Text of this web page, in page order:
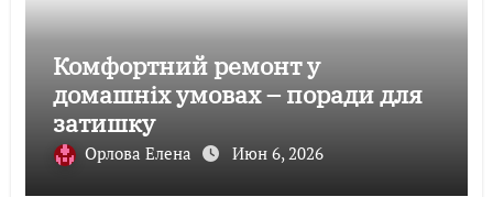
Комфортний ремонт у
домашніх умовах – поради для
затишку
Орлова Елена Июн 6, 2026